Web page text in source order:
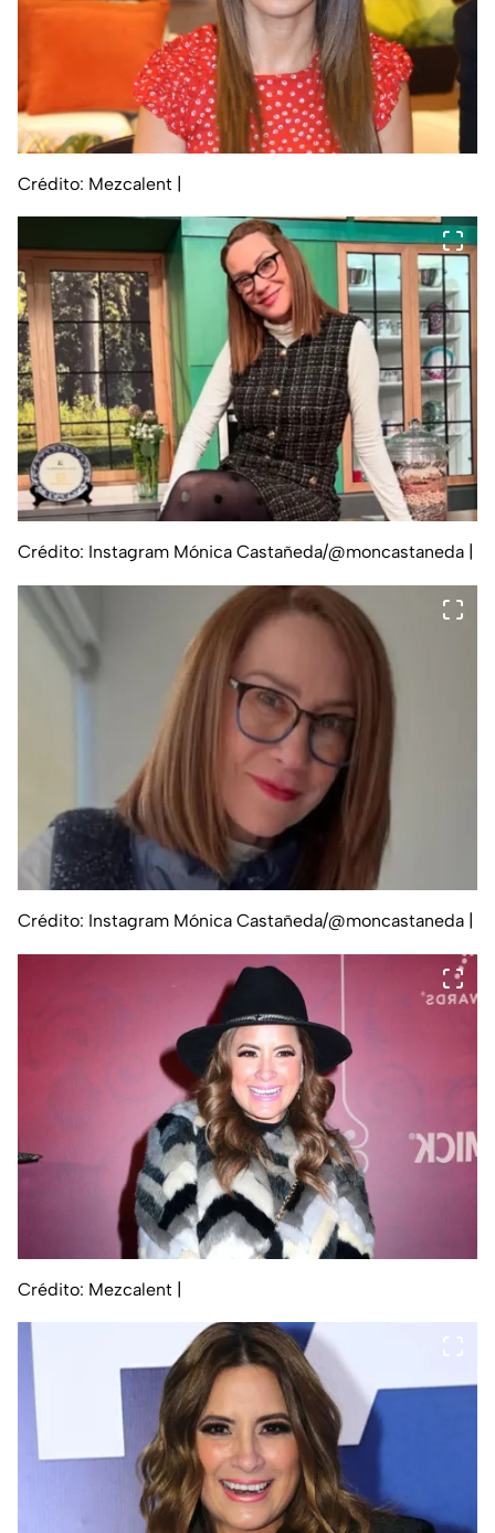
Crédito: Mezcalent |
Crédito: Instagram Mónica Castañeda/@moncastaneda
Crédito: Instagram Mónica Castañeda/@moncastaneda
Crédito: Mezcalent |